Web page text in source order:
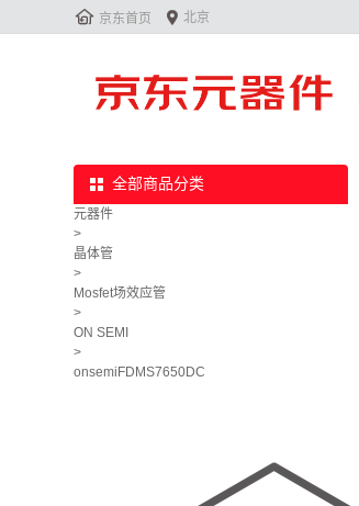
 京东首页  北京
全部商品分类
元器件
>
晶体管
>
Mosfet场效应管
>
ON SEMI
>
onsemiFDMS7650DC